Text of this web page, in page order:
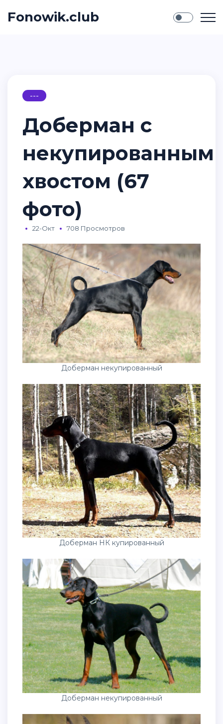
Fonowik.club
---
Доберман с
некупированным
хвостом (67
фото)
22-Окт 708 Просмотров
Доберман некупированный
Доберман НК купированный
Доберман некупированный